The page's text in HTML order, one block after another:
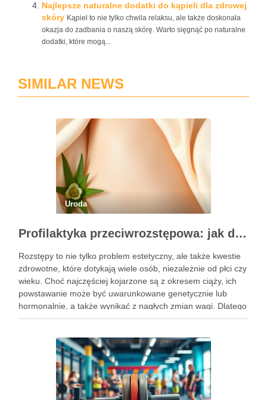
Najlepsze naturalne dodatki do kąpieli dla zdrowej
skóry Kąpiel to nie tylko chwila relaksu, ale także doskonała
okazja do zadbania o naszą skórę. Warto sięgnąć po naturalne
dodatki, które mogą...
SIMILAR NEWS
Uroda
Profilaktyka przeciwrozstępowa: jak dbać o skórę skutecznie?
Rozstępy to nie tylko problem estetyczny, ale także kwestie
zdrowotne, które dotykają wiele osób, niezależnie od płci czy
wieku. Choć najczęściej kojarzone są z okresem ciąży, ich
powstawanie może być uwarunkowane genetycznie lub
hormonalnie, a także wynikać z nagłych zmian wagi. Dlatego
kluczowe jest, aby już od najmłodszych lat zadbać …